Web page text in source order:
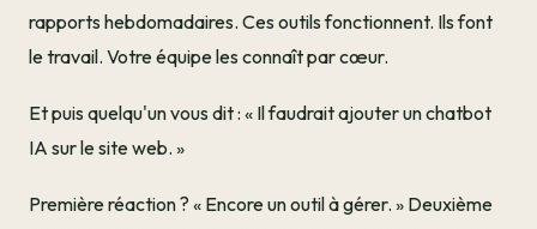
rapports hebdomadaires. Ces outils fonctionnent. Ils font
le travail. Votre équipe les connaît par cœur.
Et puis quelqu'un vous dit : « Il faudrait ajouter un chatbot
IA sur le site web. »
Première réaction ? « Encore un outil à gérer. » Deuxième